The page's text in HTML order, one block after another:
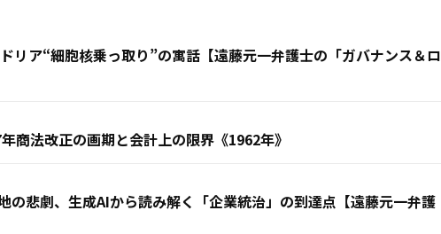
リア“細胞核乗っ取り”の寓話【遠藤元一弁護士の「ガバナンス＆ロ
商法改正の画期と会計上の限界《1962年》
悲劇、生成AIから読み解く「企業統治」の到達点【遠藤元一弁護